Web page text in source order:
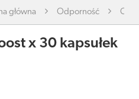
główna Odporność
x 30 kapsułek